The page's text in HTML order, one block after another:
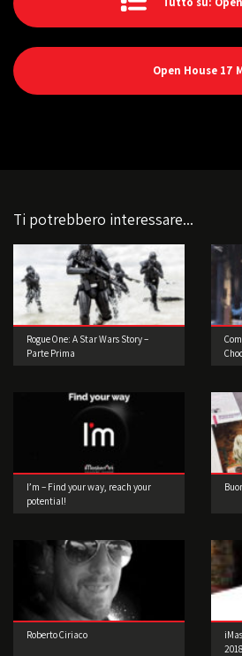
Open House 17
Ti potrebbero interessare...
Rogue One: A Star Wars Story –
Parte Prima
I’m – Find your way, reach your
potential!
Roberto Ciriaco
2018